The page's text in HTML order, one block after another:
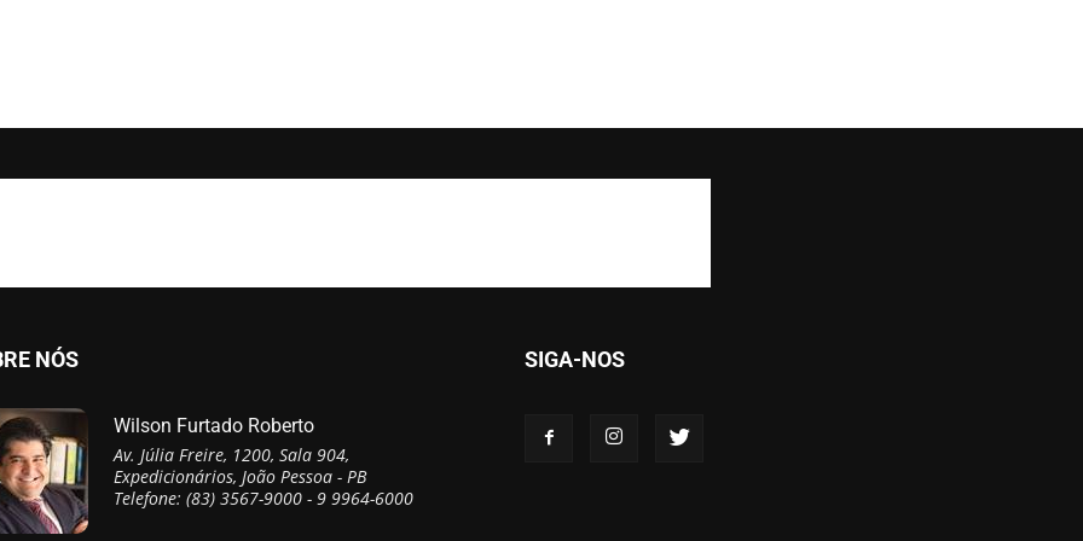
NÓS
Wilson Furtado Roberto
Av. Júlia Freire, 1200, Sala 904,
Expedicionários, João Pessoa - PB
Telefone: (83) 3567-9000 - 9 9964-6000
SIGA-NOS